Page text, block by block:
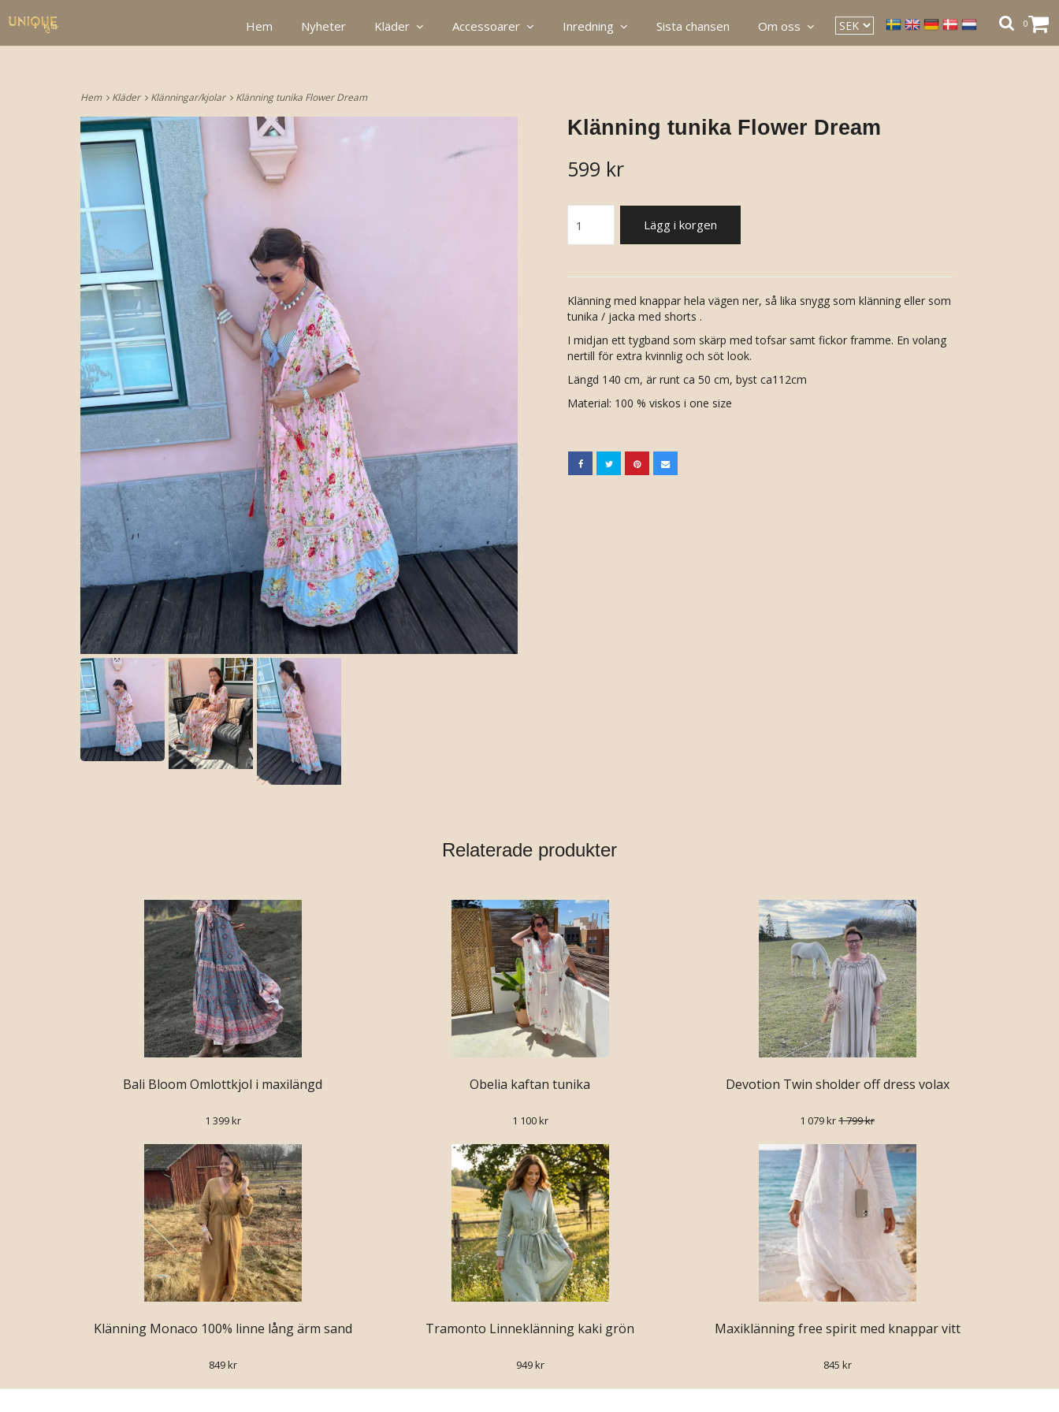
Hem Kläder Klänningar/kjolar Klänning tunika Flower Dream
Klänning tunika Flower Dream
599 kr
Lägg i korgen
Klänning med knappar hela vägen ner, så lika snygg som klänning eller som
tunika / jacka med shorts .
I midjan ett tygband som skärp med tofsar samt fickor framme. En volang
nertill för extra kvinnlig och söt look.
Längd 140 cm, är runt ca 50 cm, byst ca112cm
Material: 100 % viskos i one size
Relaterade produkter
Bali Bloom Omlottkjol i maxilängd
1 399 kr
Obelia kaftan tunika
1 100 kr
Devotion Twin sholder off dress volax
1 079 kr1 799 kr
Klänning Monaco 100% linne lång ärm sand
849 kr
Tramonto Linneklänning kaki grön
949 kr
Maxiklänning free spirit med knappar vitt
845 kr
Hem Nyheter Kläder Accessoarer Inredning Sista chansen Om oss 0